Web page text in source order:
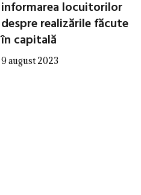
informarea locuitorilor
despre realizările făcute
în capitală
9 august 2023